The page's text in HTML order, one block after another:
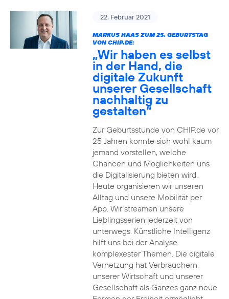
22. Februar 2021
MARKUS HAAS ZUM 25. GEBURTSTAG
VON CHIP.DE:
„Wir haben es selbst
in der Hand, die
digitale Zukunft
unserer Gesellschaft
nachhaltig zu
gestalten“
Zur Geburtsstunde von CHIP.de vor
25 Jahren konnte sich wohl kaum
jemand vorstellen, welche
Chancen und Möglichkeiten uns
die Digitalisierung bieten wird.
Heute organisieren wir unseren
Alltag und unsere Mobilität per
App. Wir streamen unsere
Lieblingsserien jederzeit von
unterwegs. Künstliche Intelligenz
hilft uns bei der Analyse
komplexester Themen. Die digitale
Vernetzung hat Verbrauchern,
unserer Wirtschaft und unserer
Gesellschaft als Ganzes ganz neue